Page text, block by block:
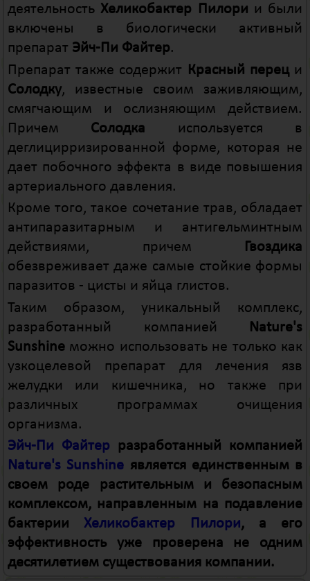
деятельность Хеликобактер Пилори и были
включены в биологически активный
препарат Эйч-Пи Файтер.
Препарат также содержит Красный переци
Солодку, известные своим заживляющим,
смягчающим и ослизняющим действием.
Причем Солодка используется в
деглицирризированной форме, которая не
дает побочного эффекта в виде повышения
артериального давления.
Кроме того, такое сочетание трав, обладает
антипаразитарным и антигельминтным
действиями, причем Гвоздика
обезвреживает даже самые стойкие формы
паразитов - цисты и яйца глистов.
Таким образом, уникальный комплекс,
разработанный компанией Nature's
Sunshineможно использовать не только как
узкоцелевой препарат для лечения язв
желудки или кишечника, но также при
различных программах очищения
организма.
Эйч-Пи Файтер разработанный компанией
Nature's Sunshine является единственным в
своем роде растительным и безопасным
комплексом, направленным на подавление
бактерии Хеликобактер Пилори, а его
эффективность уже проверена не одним
десятилетием существования компании.